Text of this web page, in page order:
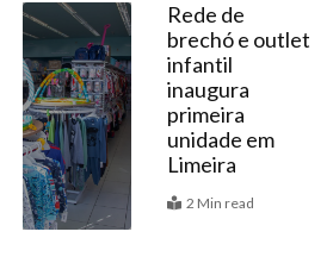
Últimas
Rede de
brechó e outlet
infantil
inaugura
primeira
unidade em
Limeira
2 Min read